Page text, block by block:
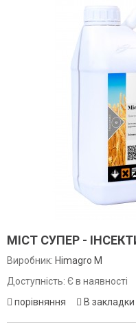
МІСТ СУПЕР -
Виробник: Himagro M
Доступність: Є в наявності
порівняння
В закладки